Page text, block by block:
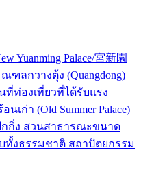
Yuanming Palace/宮新園
ฑลกวางตุ้ง (Quangdong)
ที่ท่องเที่ยวที่ได้รับแรง
เก่า (Old Summer Palace)
กิ่ง สวนสาธารณะขนาด
ทั้งธรรมชาติ สถาปัตยกรรม